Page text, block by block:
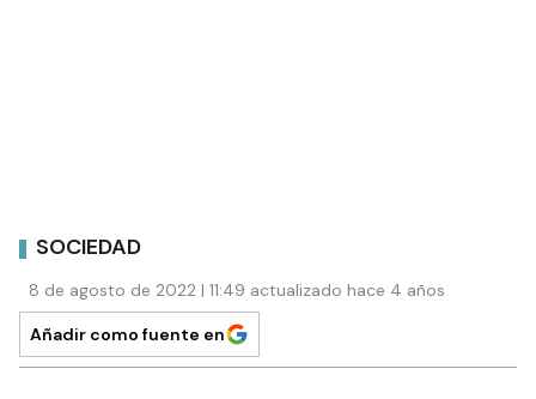
SOCIEDAD
8 de agosto de 2022 | 11:49 actualizado hace 4 años
Añadir como fuente en